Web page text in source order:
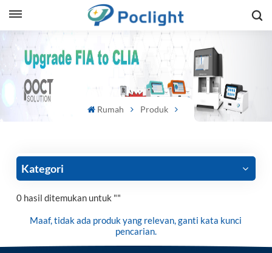
Rumah Produk
Kategori
0 hasil ditemukan untuk ""
Maaf, tidak ada produk yang relevan, ganti kata kunci
pencarian.